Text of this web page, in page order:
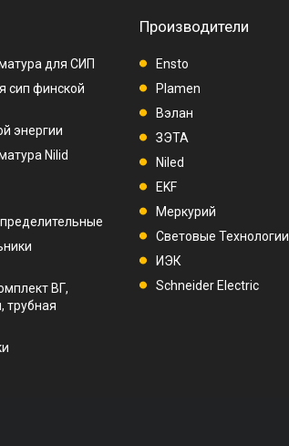
для СИП
сип финской
энергии
Nilid
ВГ,
трубная
Производители
Ensto
Plamen
Вэлан
ЗЭТА
Niled
EKF
Меркурий
Световые Технологии
ИЭК
Schneider Electric